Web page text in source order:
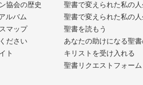
協会の歴史
ルバム
マップ
ださい
ト
聖書で変えられた私の
聖書で変えられた私の
聖書を読もう
あなたの助けになる聖
キリストを受け入れる
聖書リクエストフォーム